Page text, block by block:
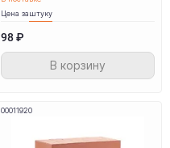
Цена заштуку
98 ₽
В корзину
00011920